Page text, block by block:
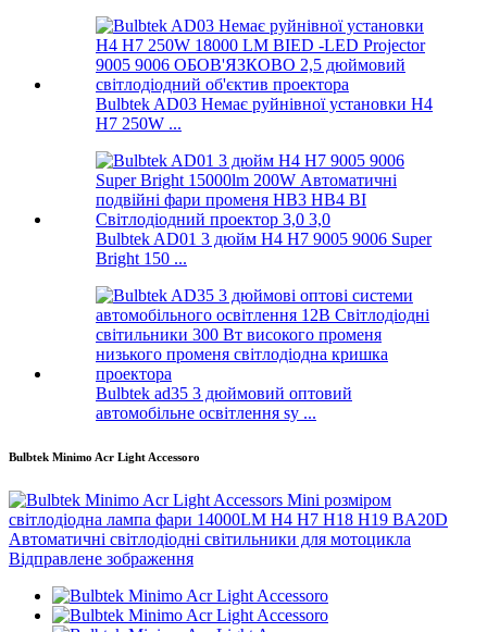
Bulbtek AD03 Немає руйнівної установки H4
H7 250W ...
Bulbtek AD01 3 дюйм H4 H7 9005 9006 Super
Bright 150 ...
Bulbtek ad35 3 дюймовий оптовий
автомобільне освітлення sy ...
Bulbtek Minimo Acr Light Accessoro